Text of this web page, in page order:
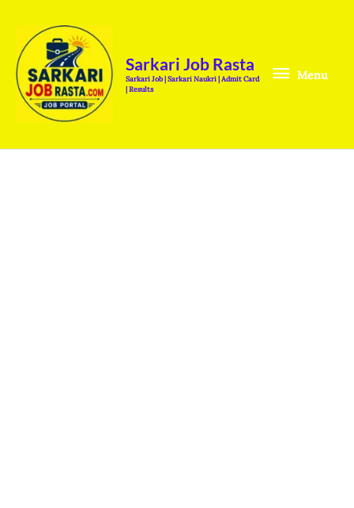
content
Sarkari Job Rasta
Sarkari Job | Sarkari Naukri | Admit Card
| Results
Menu